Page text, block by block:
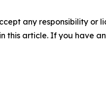
any responsibility or
this article. If you have